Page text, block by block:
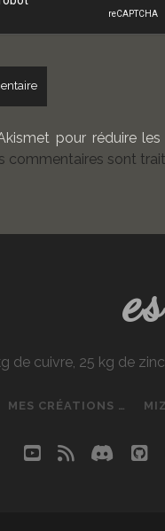
pour réduire les
commentaires sont
cuivre, 25 kg de
MES CRÉATIONS …
youtube
rss